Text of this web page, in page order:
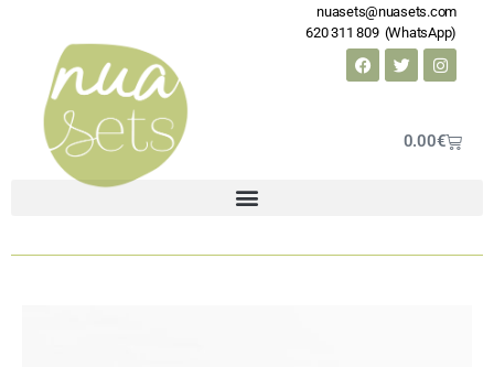
0.00€
nuasets@nuasets.com
620 311 809 (WhatsApp)